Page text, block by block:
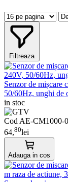
Filtreaza
Senzor de mișcare
50/60Hz, unghi de
in stoc
Cod AE-CM1000-
64,80lei
Adauga in cos